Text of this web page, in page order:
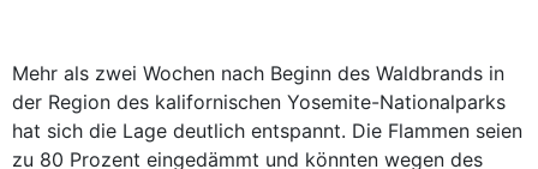
Mehr als zwei Wochen nach Beginn des Waldbrands in
der Region des kalifornischen Yosemite-Nationalparks
hat sich die Lage deutlich entspannt. Die Flammen seien
zu 80 Prozent eingedämmt und könnten wegen des